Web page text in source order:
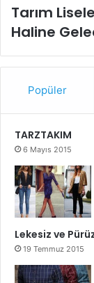
Tarım
Haline
Popüler
TARZTAKIM
6 Mayıs 2015
Lekesiz ve
19 Temmuz 2015